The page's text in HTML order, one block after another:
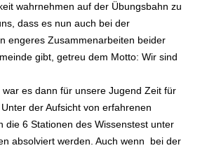
wahrnehmen auf der Übungsbahn zu
dass es nun auch bei der
engeres Zusammenarbeiten beider
gibt, getreu dem Motto: Wir sind
es dann für unsere Jugend Zeit für
der Aufsicht von erfahrenen
die 6 Stationen des Wissenstest unter
absolviert werden. Auch wenn bei der